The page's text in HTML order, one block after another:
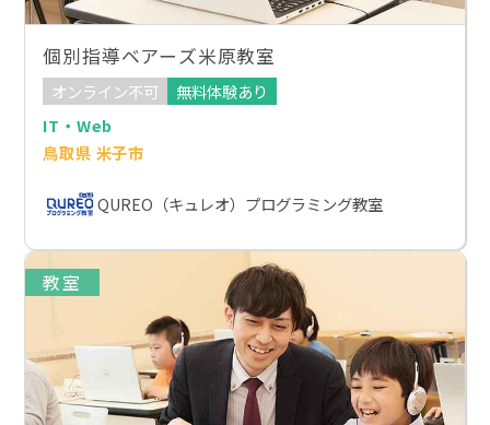
個別指導ベアーズ米原教室
オンライン不可
無料体験あり
IT・Web
鳥取県 米子市
QUREO（キュレオ）プログラミング教室
教室